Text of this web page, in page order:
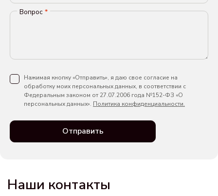
Вопрос *
Нажимая кнопку «Отправить», я даю свое согласие на
обработку моих персональных данных, в соответствии с
Федеральным законом от 27.07.2006 года №152-ФЗ «О
персональных данных». Политика конфиденциальности.
Отправить
Наши контакты